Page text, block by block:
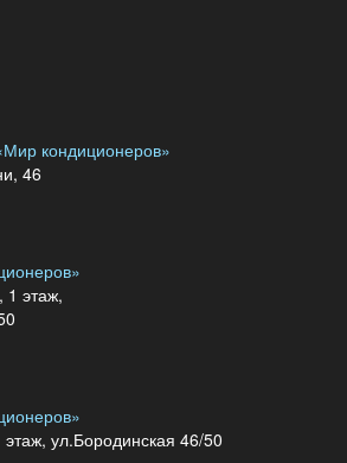
кондиционеров»
46
1 этаж,
ул.Бородинская 46/50